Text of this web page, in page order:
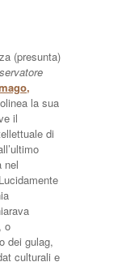
(presunta)
la sua
il
di
nel
o
dei gulag,
culturali e